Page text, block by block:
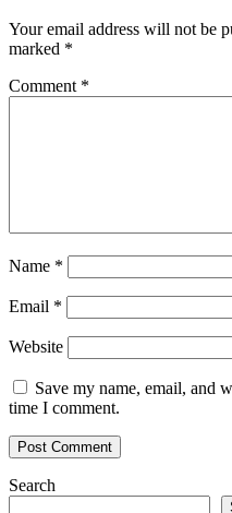
Your email address will not be
marked *
Comment *
Name *
Email *
Website
Save my name, email, and
time I comment.
Search